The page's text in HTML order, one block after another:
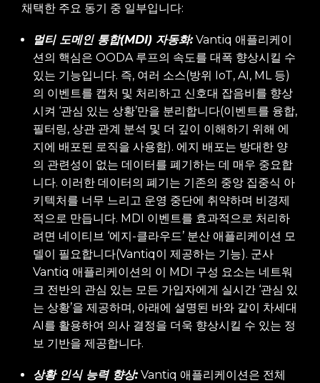
채택한 주요 동기 중 일부입니다:
멀티 도메인 통합(MDI) 자동화:Vantiq 애플리케이
션의 핵심은 OODA 루프의 속도를 대폭 향상시킬 수
있는 기능입니다. 즉, 여러 소스(방위 IoT, AI, ML 등)
의 이벤트를 캡처 및 처리하고 신호대 잡음비를 향상
시켜 ‘관심 있는 상황’만을 분리합니다(이벤트를 융합,
필터링, 상관 관계 분석 및 더 깊이 이해하기 위해 에
지에 배포된 로직을 사용함). 에지 배포는 방대한 양
의 관련성이 없는 데이터를 폐기하는 데 매우 중요합
니다. 이러한 데이터의 폐기는 기존의 중앙 집중식 아
키텍처를 너무 느리고 운영 중단에 취약하며 비경제
적으로 만듭니다. MDI 이벤트를 효과적으로 처리하
려면 네이티브 ‘에지-클라우드’ 분산 애플리케이션 모
델이 필요합니다(Vantiq이 제공하는 기능). 군사
Vantiq 애플리케이션의 이 MDI 구성 요소는 네트워
크 전반의 관심 있는 모든 가입자에게 실시간 ‘관심 있
는 상황’을 제공하며, 아래에 설명된 바와 같이 차세대
AI를 활용하여 의사 결정을 더욱 향상시킬 수 있는 정
보 기반을 제공합니다.
상황 인식 능력 향상:Vantiq 애플리케이션은 전체